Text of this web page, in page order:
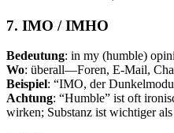
7. IMO / IMHO
Bedeutung: in my (humble)
Wo: überall—Foren, E-Mail,
Beispiel: “IMO, der
Achtung: “Humble” ist oft
wirken; Substanz ist wichtiger